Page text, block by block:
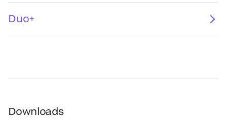
Duo+
Downloads